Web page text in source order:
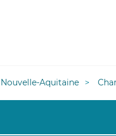
Nouvelle-Aquitaine